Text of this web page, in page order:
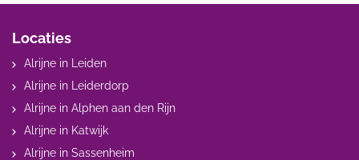
Locaties
Alrijne in Leiden
Alrijne in Leiderdorp
Alrijne in Alphen aan den Rijn
Alrijne in Katwijk
Alrijne in Sassenheim